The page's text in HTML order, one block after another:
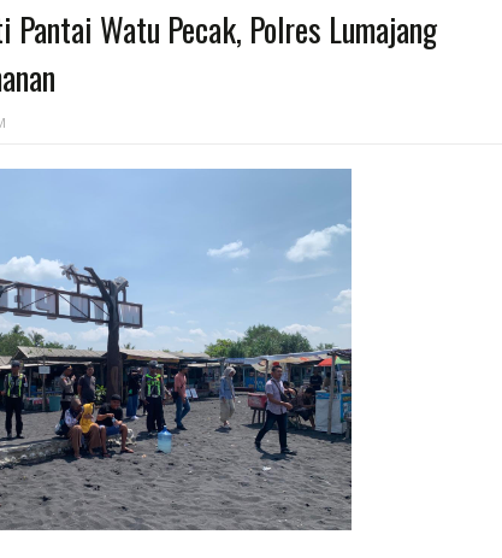
Pantai Watu Pecak, Polres Lumajang